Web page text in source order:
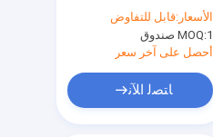
كحول بنزيلي لإعادة تكوين
الببتيد
الأسعار:قابل للتفاوض
MOQ:1 صندوق
أحصل على آخر سعر
ﺎﺘﺼﻟ ﺍﻶﻧ